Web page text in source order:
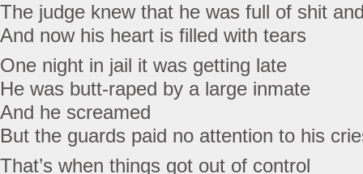
The judge knew that he was full of shit
And now his heart is filled with tears
One night in jail it was getting late
He was butt-raped by a large inmate
And he screamed
But the guards paid no attention to his
That’s when things got out of control